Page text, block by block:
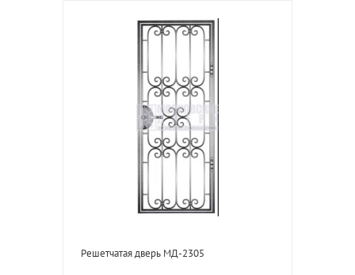
Решетчатая дверь МД-2305